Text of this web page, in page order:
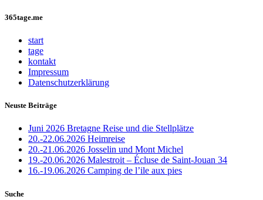
365tage.me
start
tage
kontakt
Impressum
Datenschutzerklärung
Neuste Beiträge
Juni 2026 Bretagne Reise und die Stellplätze
20.-22.06.2026 Heimreise
20.-21.06.2026 Josselin und Mont Michel
19.-20.06.2026 Malestroit – Écluse de Saint-Jouan 34
16.-19.06.2026 Camping de l’ile aux pies
Suche